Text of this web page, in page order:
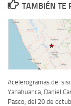
TAMBIÉN TE
Acelerogramas del
Yanahuanca, Daniel
Pasco, del 20 de